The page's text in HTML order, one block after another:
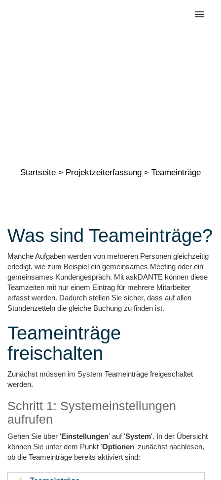
Startseite > Projektzeiterfassung > Teameinträge
Was sind Teameinträge?
Manche Aufgaben werden von mehreren Personen gleichzeitig
erledigt, wie zum Beispiel ein gemeinsames Meeting oder ein
gemeinsames Kundengespräch. Mit askDANTE können diese
Teamzeiten mit nur einem Eintrag für mehrere Mitarbeiter
erfasst werden. Dadurch stellen Sie sicher, dass auf allen
Stundenzetteln die gleiche Buchung zu finden ist.
Teameinträge
freischalten
Zunächst müssen im System Teameinträge freigeschaltet
werden.
Schritt 1: Systemeinstellungen
aufrufen
Gehen Sie über 'Einstellungen' auf 'System'. In der Übersicht
können Sie unter dem Punkt 'Optionen' zunächst nachlesen,
ob die Teameinträge bereits aktiviert sind: